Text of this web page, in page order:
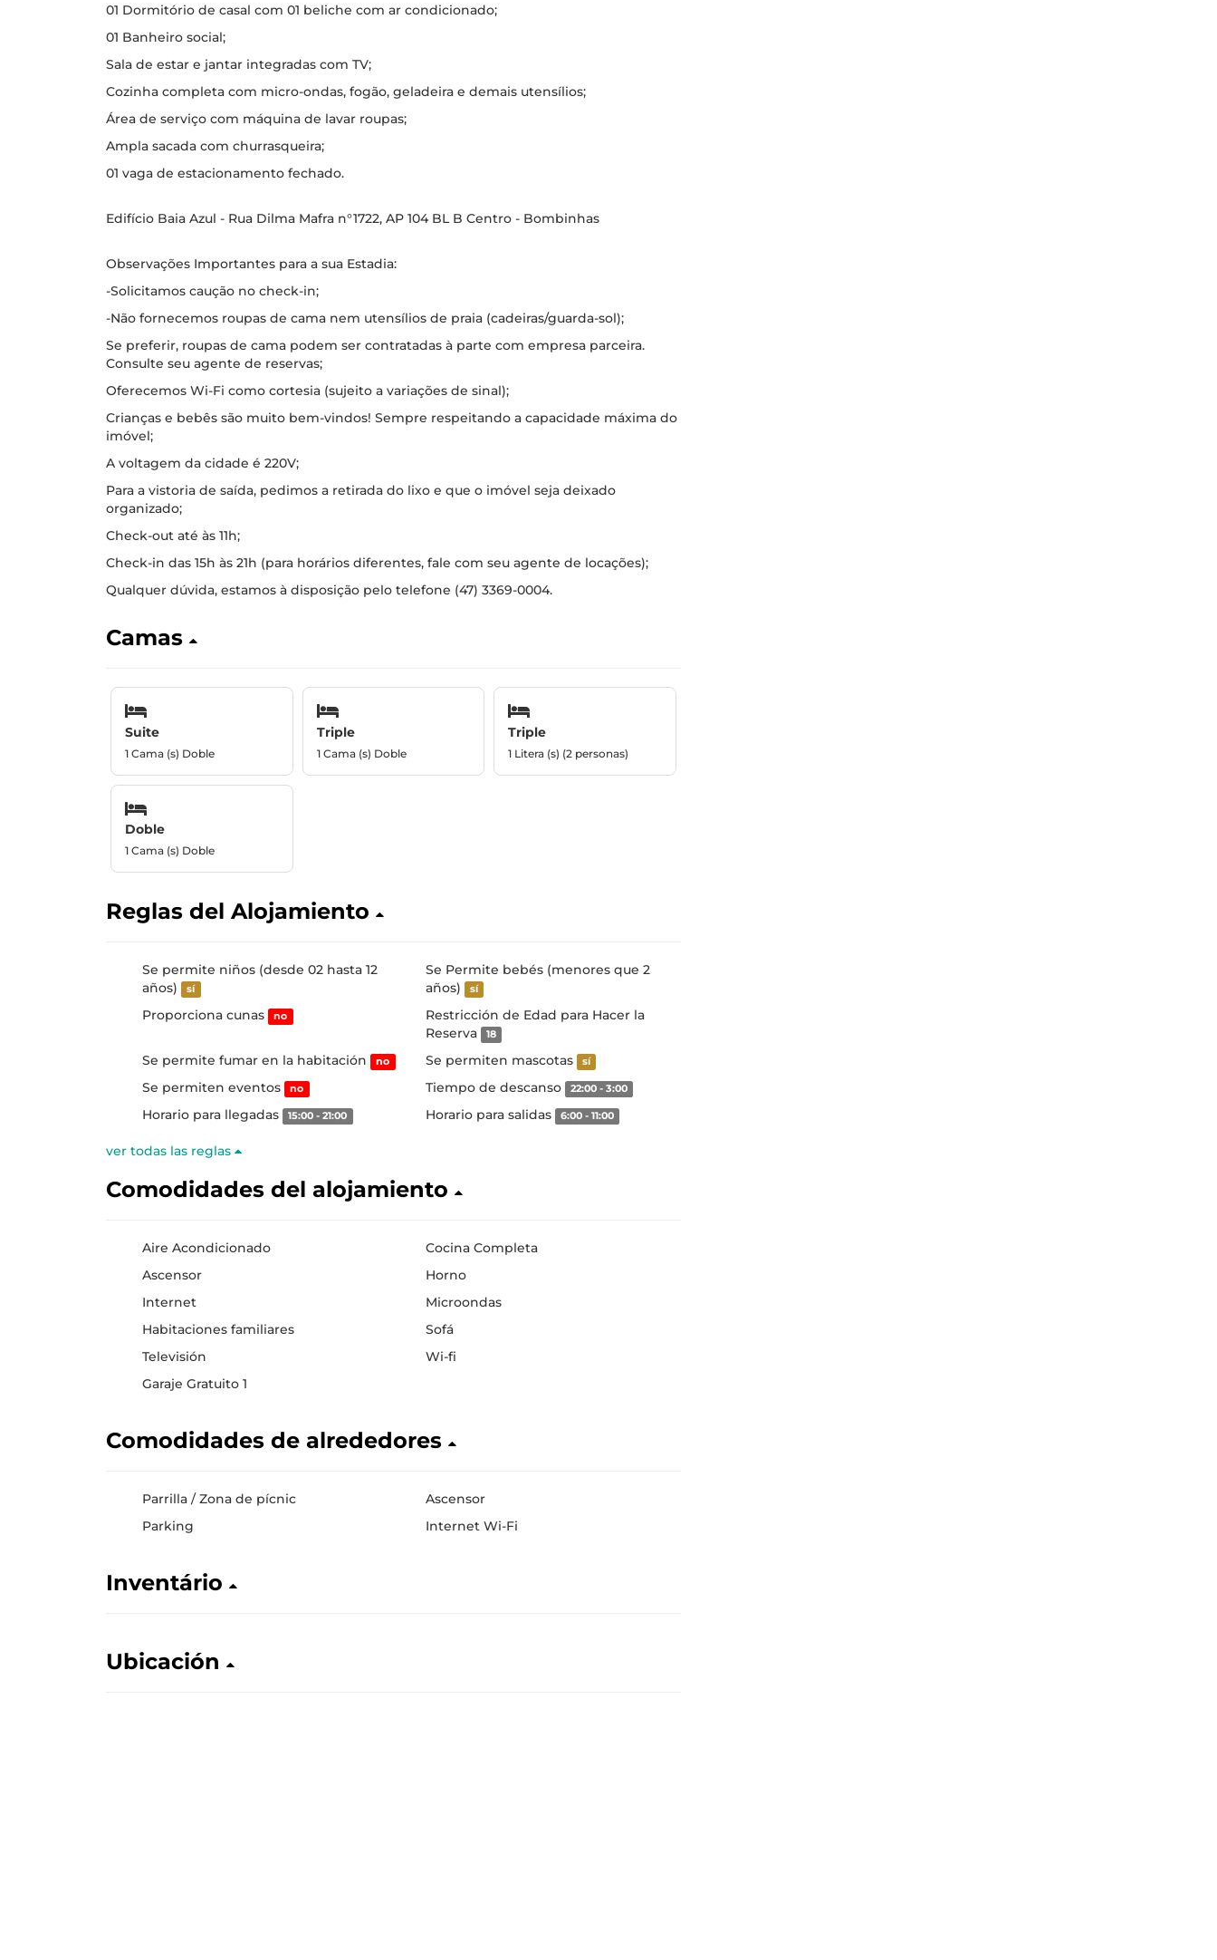
01 Dormitório de casal com 01 beliche com ar condicionado;
01 Banheiro social;
Sala de estar e jantar integradas com TV;
Cozinha completa com micro-ondas, fogão, geladeira e demais utensílios;
Área de serviço com máquina de lavar roupas;
Ampla sacada com churrasqueira;
01 vaga de estacionamento fechado.
Edifício Baia Azul - Rua Dilma Mafra n°1722, AP 104 BL B Centro - Bombinhas
Observações Importantes para a sua Estadia:
-Solicitamos caução no check-in;
-Não fornecemos roupas de cama nem utensílios de praia (cadeiras/guarda-sol);
Se preferir, roupas de cama podem ser contratadas à parte com empresa parceira.
Consulte seu agente de reservas;
Oferecemos Wi-Fi como cortesia (sujeito a variações de sinal);
Crianças e bebês são muito bem-vindos! Sempre respeitando a capacidade máxima do
imóvel;
A voltagem da cidade é 220V;
Para a vistoria de saída, pedimos a retirada do lixo e que o imóvel seja deixado
organizado;
Check-out até às 11h;
Check-in das 15h às 21h (para horários diferentes, fale com seu agente de locações);
Qualquer dúvida, estamos à disposição pelo telefone (47) 3369-0004.
Camas
Suite
1 Cama (s) Doble
Triple
1 Cama (s) Doble
Triple
1 Litera (s) (2 personas)
Doble
1 Cama (s) Doble
Reglas del Alojamiento
Se permite niños (desde 02 hasta 12
años)
sí
Se Permite bebés (menores que 2
años)
sí
Proporciona cunas no
Restricción de Edad para Hacer la
Reserva
18
Se permite fumar en la habitación no Se permiten mascotas sí
Se permiten eventos no Tiempo de descanso 22:00 - 3:00
Horario para llegadas 15:00 - 21:00 Horario para salidas 6:00 - 11:00
ver todas las reglas
Comodidades del alojamiento
Aire Acondicionado
Cocina Completa
Ascensor
Horno
Internet
Microondas
Habitaciones familiares
Sofá
Televisión
Wi-fi
Garaje Gratuito 1
Comodidades de alrededores
Parrilla / Zona de pícnic
Ascensor
Parking
Internet Wi-Fi
Inventário
Ubicación